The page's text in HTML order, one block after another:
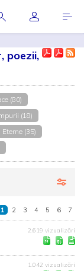
poezii,
(80)
(18)
(35)
1 2 3 4 5 6 7
2.619 vizualizări
1.042 vizualizări